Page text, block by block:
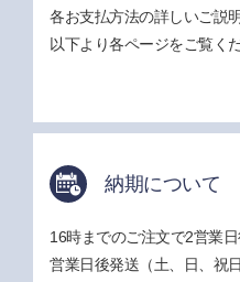
各お支払方法の詳しいご説
以下より各ページをご覧くだ
納期について
16時までのご注文で2営業
営業日後発送（土、日、祝